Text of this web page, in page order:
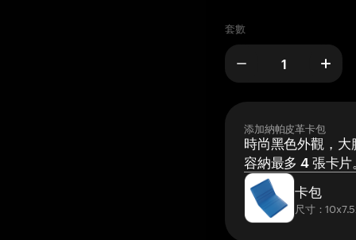
套數
添加納帕皮革卡包
時尚黑色外觀，大
容納最多 4 張卡片
卡包
尺寸：